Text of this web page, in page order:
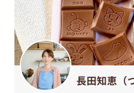
長田知恵（